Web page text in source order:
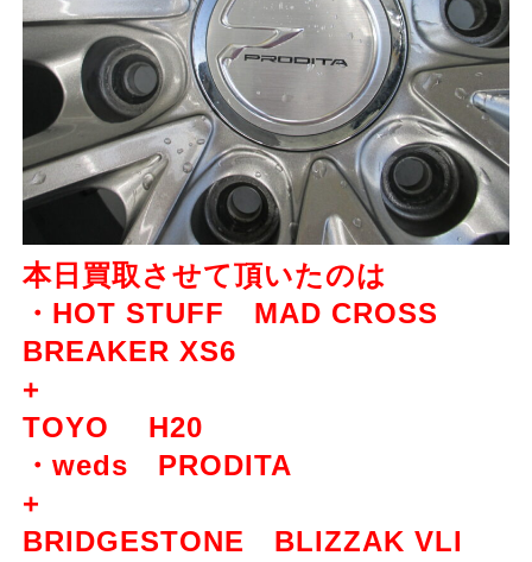
本日買取させて頂いたのは
・HOT STUFF MAD CROSS
BREAKER XS6
+
TOYO H20
・weds PRODITA
+
BRIDGESTONE BLIZZAK VLI